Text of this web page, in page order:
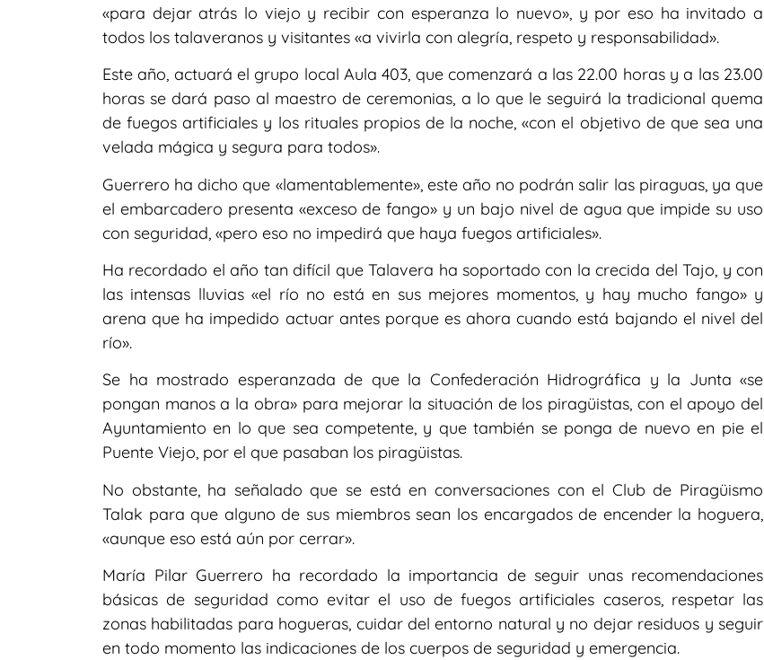
«para dejar atrás lo viejo y recibir con esperanza lo nuevo», y por eso ha invitado a
todos los talaveranos y visitantes «a vivirla con alegría, respeto y responsabilidad».
Este año, actuará el grupo local Aula 403, que comenzará a las 22.00 horas y a las 23.00
horas se dará paso al maestro de ceremonias, a lo que le seguirá la tradicional quema
de fuegos artificiales y los rituales propios de la noche, «con el objetivo de que sea una
velada mágica y segura para todos».
Guerrero ha dicho que «lamentablemente», este año no podrán salir las piraguas, ya que
el embarcadero presenta «exceso de fango» y un bajo nivel de agua que impide su uso
con seguridad, «pero eso no impedirá que haya fuegos artificiales».
Ha recordado el año tan difícil que Talavera ha soportado con la crecida del Tajo, y con
las intensas lluvias «el río no está en sus mejores momentos, y hay mucho fango» y
arena que ha impedido actuar antes porque es ahora cuando está bajando el nivel del
río».
Se ha mostrado esperanzada de que la Confederación Hidrográfica y la Junta «se
pongan manos a la obra» para mejorar la situación de los piragüistas, con el apoyo del
Ayuntamiento en lo que sea competente, y que también se ponga de nuevo en pie el
Puente Viejo, por el que pasaban los piragüistas.
No obstante, ha señalado que se está en conversaciones con el Club de Piragüismo
Talak para que alguno de sus miembros sean los encargados de encender la hoguera,
«aunque eso está aún por cerrar».
María Pilar Guerrero ha recordado la importancia de seguir unas recomendaciones
básicas de seguridad como evitar el uso de fuegos artificiales caseros, respetar las
zonas habilitadas para hogueras, cuidar del entorno natural y no dejar residuos y seguir
en todo momento las indicaciones de los cuerpos de seguridad y emergencia.